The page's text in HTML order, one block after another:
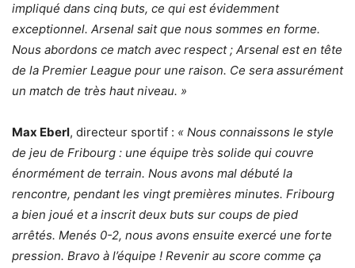
impliqué dans cinq buts, ce qui est évidemment
exceptionnel. Arsenal sait que nous sommes en forme.
Nous abordons ce match avec respect ; Arsenal est en tête
de la Premier League pour une raison. Ce sera assurément
un match de très haut niveau. »
Max Eberl, directeur sportif : « Nous connaissons le style
de jeu de Fribourg : une équipe très solide qui couvre
énormément de terrain. Nous avons mal débuté la
rencontre, pendant les vingt premières minutes. Fribourg
a bien joué et a inscrit deux buts sur coups de pied
arrêtés. Menés 0-2, nous avons ensuite exercé une forte
pression. Bravo à l’équipe ! Revenir au score comme ça